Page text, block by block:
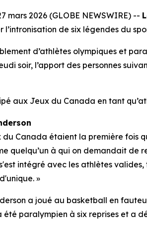
mars 2026 (GLOBE NEWSWIRE) --
l’intronisation de six légendes du
d’athlètes olympiques et
soir, l’apport des personnes
aux Jeux du Canada en tant
du Canada étaient la première fois
quelqu’un à qui on demandait de
intégré avec les athlètes
»
a joué au basketball en
été paralympien à six reprises et a